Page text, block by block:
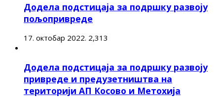
Додела подстицаја за подршку развоју
пољопривреде
17. октобар 2022. 2,313
Додела подстицаја за подршку развоју
привреде и предузетништва на
територији АП Косово и Метохија